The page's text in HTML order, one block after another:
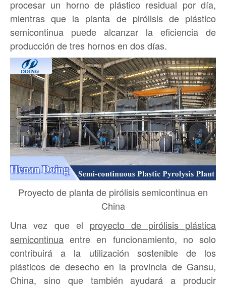
procesar un horno de plástico residual por día,
mientras que la planta de pirólisis de plástico
semicontinua puede alcanzar la eficiencia de
producción de tres hornos en dos días.
Proyecto de planta de pirólisis semicontinua en
China
Una vez que el proyecto de pirólisis plástica
semicontinua entre en funcionamiento, no solo
contribuirá a la utilización sostenible de los
plásticos de desecho en la provincia de Gansu,
China, sino que también ayudará a producir